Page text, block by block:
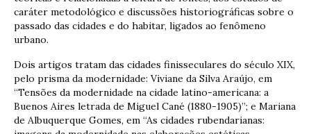
caráter metodológico e discussões historiográficas sobre o
passado das cidades e do habitar, ligados ao fenômeno
urbano.
Dois artigos tratam das cidades finisseculares do século XIX,
pelo prisma da modernidade: Viviane da Silva Araújo, em
“Tensões da modernidade na cidade latino-americana: a
Buenos Aires letrada de Miguel Cané (1880-1905)”; e Mariana
de Albuquerque Gomes, em “As cidades rubendarianas: